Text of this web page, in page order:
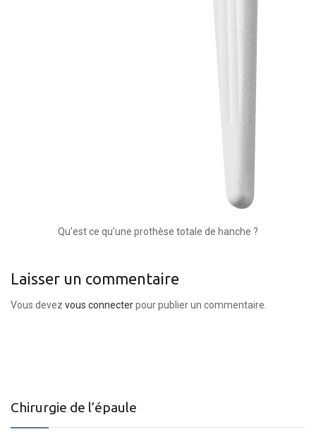
Qu’est ce qu’une prothèse totale de hanche ?
Laisser un commentaire
Vous devez vous connecterpour publier un commentaire.
Chirurgie de l’épaule